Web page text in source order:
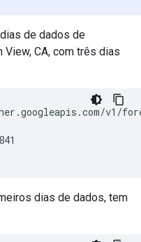
de dados de
CA, com três dias
v1/
dias de dados, tem